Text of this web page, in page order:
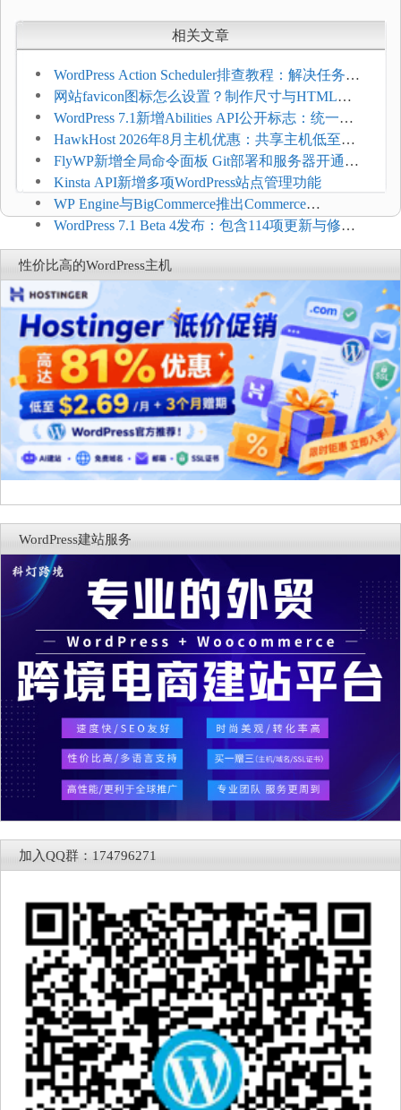
相关文章
WordPress Action Scheduler排查教程：解决任务积
压和订单延迟
网站favicon图标怎么设置？制作尺寸与HTML添
加方法
WordPress 7.1新增Abilities API公开标志：统一支
持REST API、MCP与AI代理
HawkHost 2026年8月主机优惠：共享主机低至
$2.61/月，高性能主机同步折扣
FlyWP新增全局命令面板 Git部署和服务器开通更
方便
Kinsta API新增多项WordPress站点管理功能
WP Engine与BigCommerce推出Commerce
Connect：WordPress商店可保留前台体验并扩展电
商能力
WordPress 7.1 Beta 4发布：包含114项更新与修
复，仅建议在测试环境体验
性价比高的WordPress主机
WordPress建站服务
加入QQ群：174796271